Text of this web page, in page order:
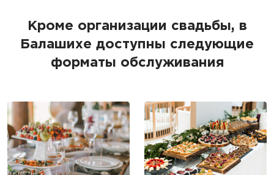
Кроме организации свадьбы, в
Балашихе доступны следующие
форматы обслуживания